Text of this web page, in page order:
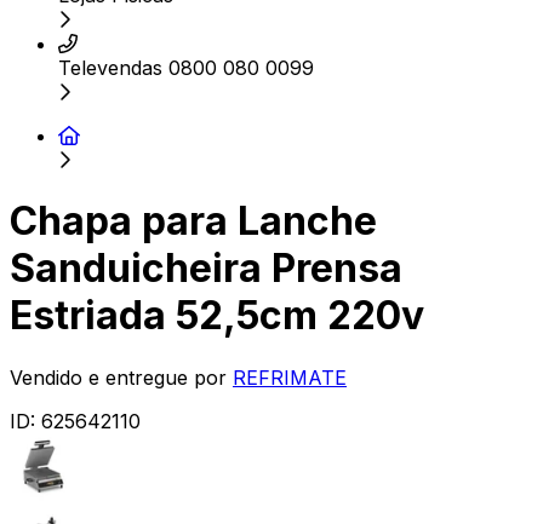
Televendas 0800 080 0099
Chapa para Lanche
Sanduicheira Prensa
Estriada 52,5cm 220v
Vendido e entregue por REFRIMATE
ID: 625642110